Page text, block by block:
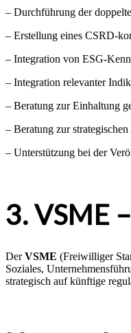
– Durchführung der
– Erstellung eines CSRD-
– Integration von ESG-
– Integration relevanter
– Beratung zur Einhaltung
– Beratung zur
– Unterstützung bei der
3. VSME
DerVSME (Freiwilliger
Soziales,
strategisch auf künftige